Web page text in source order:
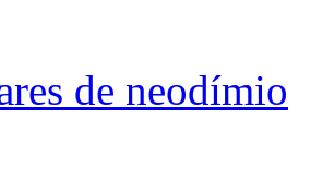
de neodímio